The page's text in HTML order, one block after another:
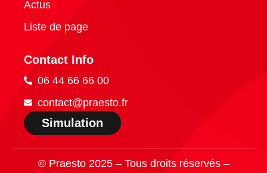
Actus
Liste de page
Contact Info
06 44 66 66 00
contact@praesto.fr
Simulation
© Praesto 2025 – Tous droits réservés –